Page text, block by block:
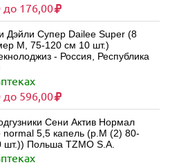
до 176,00
Дэйли Супер Dailee Super (8
M, 75-120 см 10 шт.)
- Россия, Республика
до 596,00
Сени Актив Нормал
normal 5,5 капель (р.M (2) 80-
шт.)) Польша TZMO S.A.